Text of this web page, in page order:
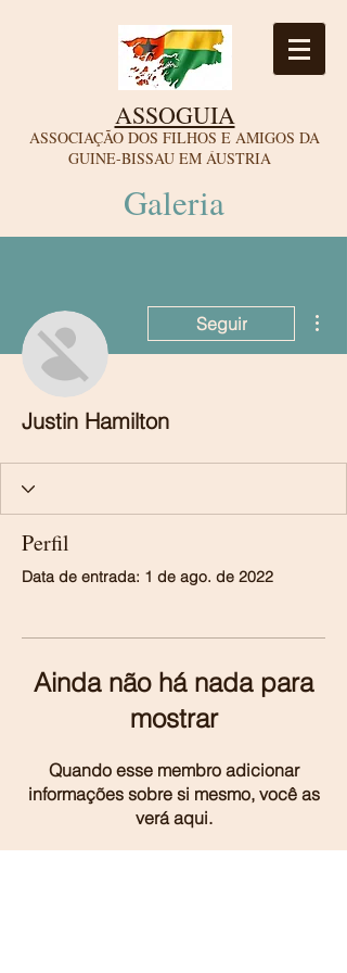
ASSOGUIA
ASSOCIAÇÃO DOS FILHOS E AMIGOS DA
GUINE-BISSAU EM ÁUSTRIA
Galeria
Seguir
Justin Hamilton
Perfil
Data de entrada: 1 de ago. de 2022
Ainda não há nada para
mostrar
Quando esse membro adicionar
informações sobre si mesmo, você as
verá aqui.